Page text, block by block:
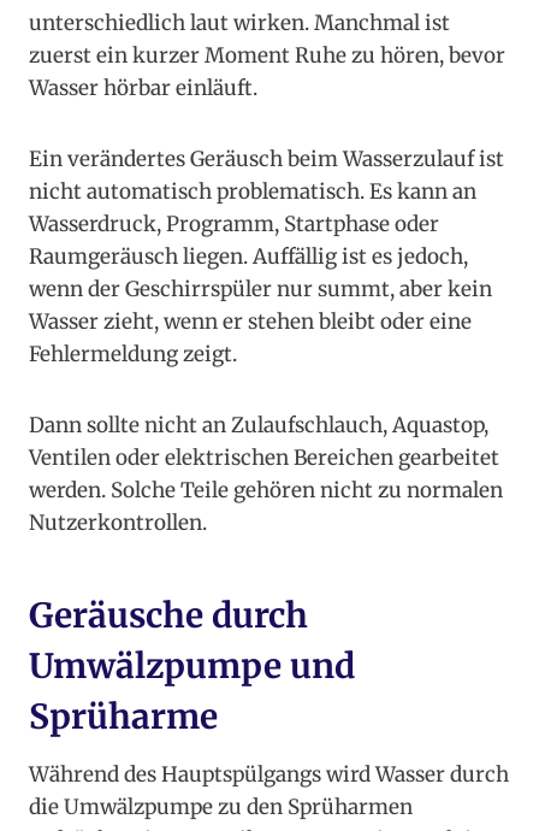
unterschiedlich laut wirken. Manchmal ist
zuerst ein kurzer Moment Ruhe zu hören, bevor
Wasser hörbar einläuft.
Ein verändertes Geräusch beim Wasserzulauf ist
nicht automatisch problematisch. Es kann an
Wasserdruck, Programm, Startphase oder
Raumgeräusch liegen. Auffällig ist es jedoch,
wenn der Geschirrspüler nur summt, aber kein
Wasser zieht, wenn er stehen bleibt oder eine
Fehlermeldung zeigt.
Dann sollte nicht an Zulaufschlauch, Aquastop,
Ventilen oder elektrischen Bereichen gearbeitet
werden. Solche Teile gehören nicht zu normalen
Nutzerkontrollen.
Geräusche durch
Umwälzpumpe und
Sprüharme
Während des Hauptspülgangs wird Wasser durch
die Umwälzpumpe zu den Sprüharmen